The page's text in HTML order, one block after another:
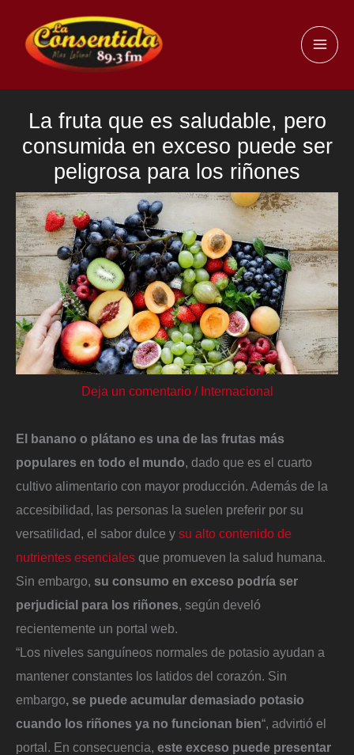
contenido
La fruta que es saludable, pero
consumida en exceso puede ser
peligrosa para los riñones
Deja un comentario / Internacional
El banano o plátano es una de las frutas más
populares en todo el mundo, dado que es el cuarto
cultivo alimentario con mayor producción. Además de la
accesibilidad, las personas la suelen preferir por su
versatilidad, el sabor dulce y su alto contenido de
nutrientes esenciales que promueven la salud humana.
Sin embargo, su consumo en exceso podría ser
perjudicial para los riñones, según develó
recientemente un portal web.
“Los niveles sanguíneos normales de potasio ayudan a
mantener constantes los latidos del corazón. Sin
embargo, se puede acumular demasiado potasio
cuando los riñones ya no funcionan bien“, advirtió el
portal. En consecuencia, este exceso puede presentar